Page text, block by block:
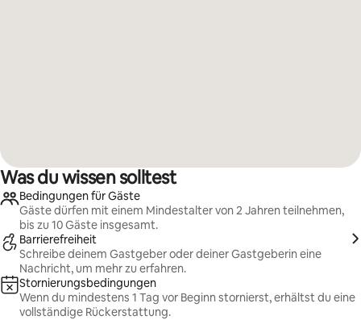
Was du wissen solltest
Bedingungen für Gäste
Gäste dürfen mit einem Mindestalter von 2 Jahren teilnehmen,
bis zu 10 Gäste insgesamt.
Barrierefreiheit
Schreibe deinem Gastgeber oder deiner Gastgeberin eine
Nachricht, um mehr zu erfahren.
Stornierungsbedingungen
Wenn du mindestens 1 Tag vor Beginn stornierst, erhältst du eine
vollständige Rückerstattung.